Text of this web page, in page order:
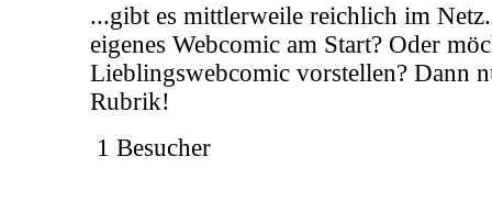
...gibt es mittlerweile reichlich im
eigenes Webcomic am Start? Oder
Lieblingswebcomic vorstellen? Dann
Rubrik!
1 Besucher